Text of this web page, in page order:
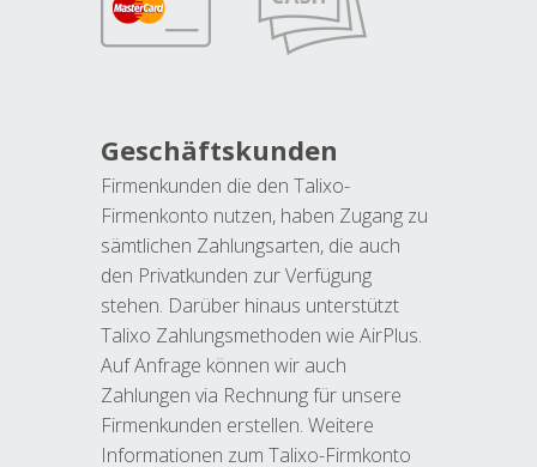
Geschäftskunden
Firmenkunden die den Talixo-
Firmenkonto nutzen, haben Zugang zu
sämtlichen Zahlungsarten, die auch
den Privatkunden zur Verfügung
stehen. Darüber hinaus unterstützt
Talixo Zahlungsmethoden wie AirPlus.
Auf Anfrage können wir auch
Zahlungen via Rechnung für unsere
Firmenkunden erstellen. Weitere
Informationen zum Talixo-Firmkonto